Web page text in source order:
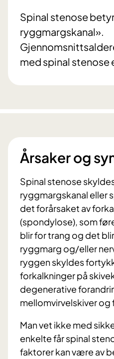
Spinal stenose
ryggmargskanal».
med spinal stenose
Årsaker og
Spinal stenose
ryggmargskanal eller
det forårsaket av
(spondylose), som
blir for trang og det
ryggmarg og/eller
ryggen skyldes
forkalkninger på
degenerative
mellomvirvelskiver
Man vet ikke med
enkelte får spinal
faktorer kan være av